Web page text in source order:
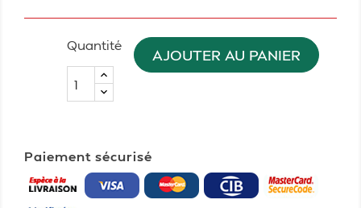
Quantité
AJOUTER AU PANIER
Paiement sécurisé